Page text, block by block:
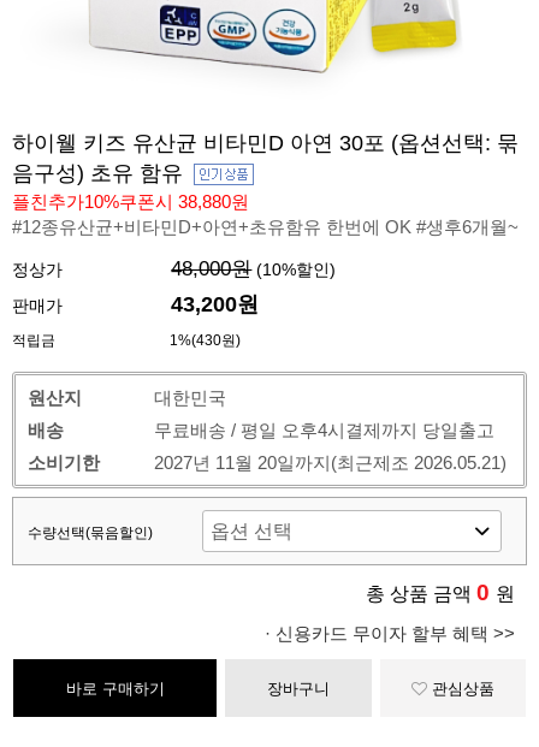
하이웰 키즈 유산균 비타민D 아연 30포 (옵션선택: 묶
음구성) 초유 함유
플친추가10%쿠폰시 38,880원
#12종유산균+비타민D+아연+초유함유 한번에 OK #생후6개월~
정상가 48,000원 (10%할인)
판매가
43,200원
적립금 1%(430원)
원산지
대한민국
배송
무료배송 / 평일 오후4시결제까지 당일출고
소비기한
2027년 11월 20일까지(최근제조 2026.05.21)
수량선택(묶음할인)
총 상품 금액 0 원
· 신용카드 무이자 할부 혜택 >>
바로 구매하기 장바구니 관심상품